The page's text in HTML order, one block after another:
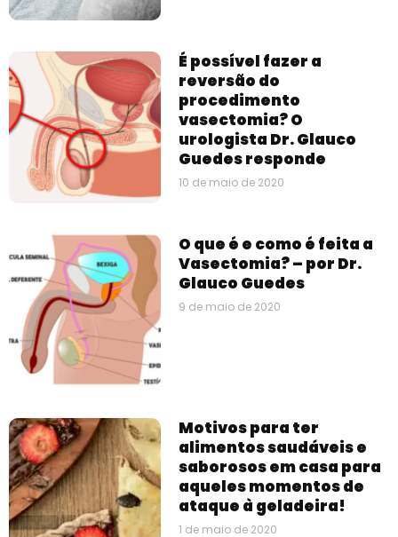
É possível fazer a
reversão do
procedimento
vasectomia? O
urologista Dr. Glauco
Guedes responde
10 de maio de 2020
O que é e como é feita a
Vasectomia? – por Dr.
Glauco Guedes
9 de maio de 2020
Motivos para ter
alimentos saudáveis e
saborosos em casa para
aqueles momentos de
ataque à geladeira!
1 de maio de 2020